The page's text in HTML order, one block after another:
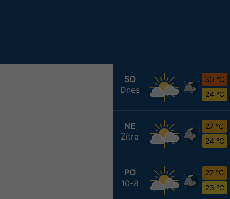
SO
Dnes
30 °C
24 °C
NE
Zítra
27 °C
24 °C
PO
10-8
27 °C
23 °C